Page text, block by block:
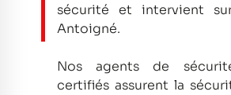
sécurité et intervient
Antoigné.
Nos agents de
certifiés assurent la